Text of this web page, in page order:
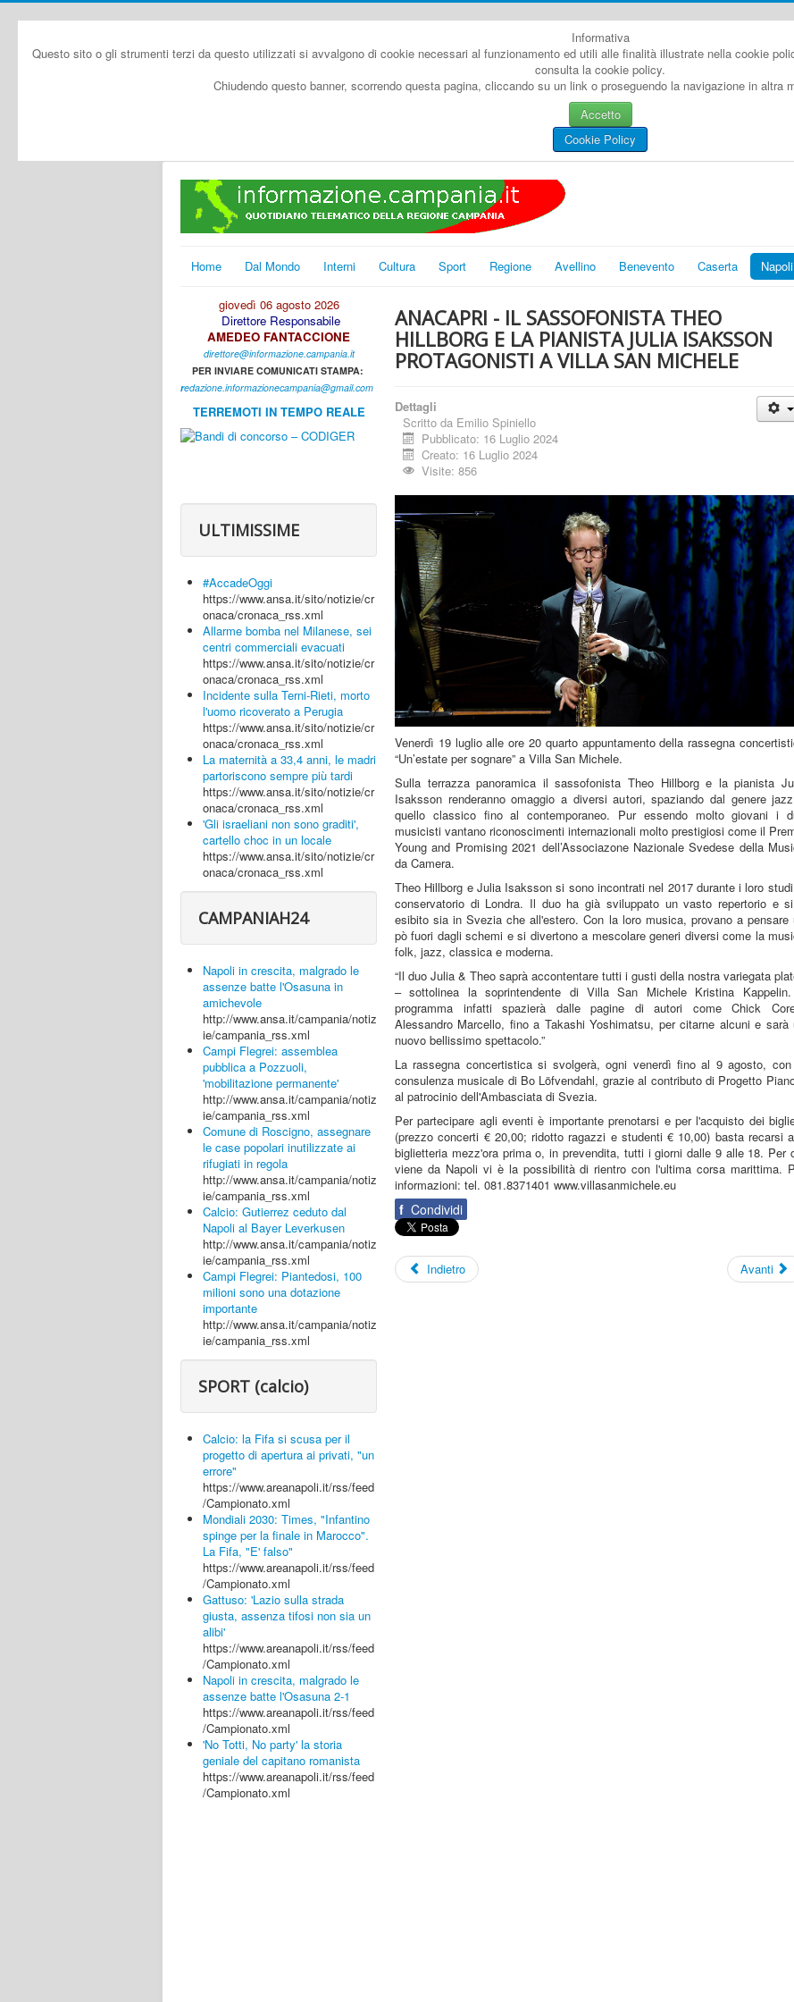
Informativa
Questo sito o gli strumenti terzi da questo utilizzati si avvalgono di cookie necessari al funzionamento ed utili alle finalità illustrate nella cookie
consulta la cookie policy.
Chiudendo questo banner, scorrendo questa pagina, cliccando su un link o proseguendo la navigazione in altra
Accetto
Cookie Policy
Home Dal Mondo Interni Cultura Sport Regione Avellino Benevento Caserta Napoli
giovedì 06 agosto 2026
Direttore Responsabile
AMEDEO FANTACCIONE
direttore@informazione.campania.it
PER INVIARE COMUNICATI STAMPA:
redazione.informazionecampania@gmail.com
TERREMOTI IN TEMPO REALE
ULTIMISSIME
#AccadeOggi
https://www.ansa.it/sito/notizie/cr
onaca/cronaca_rss.xml
Allarme bomba nel Milanese, sei
centri commerciali evacuati
https://www.ansa.it/sito/notizie/cr
onaca/cronaca_rss.xml
Incidente sulla Terni-Rieti, morto
l'uomo ricoverato a Perugia
https://www.ansa.it/sito/notizie/cr
onaca/cronaca_rss.xml
La maternità a 33,4 anni, le madri
partoriscono sempre più tardi
https://www.ansa.it/sito/notizie/cr
onaca/cronaca_rss.xml
'Gli israeliani non sono graditi',
cartello choc in un locale
https://www.ansa.it/sito/notizie/cr
onaca/cronaca_rss.xml
CAMPANIAH24
Napoli in crescita, malgrado le
assenze batte l'Osasuna in
amichevole
http://www.ansa.it/campania/notiz
ie/campania_rss.xml
Campi Flegrei: assemblea
pubblica a Pozzuoli,
'mobilitazione permanente'
http://www.ansa.it/campania/notiz
ie/campania_rss.xml
Comune di Roscigno, assegnare
le case popolari inutilizzate ai
rifugiati in regola
http://www.ansa.it/campania/notiz
ie/campania_rss.xml
Calcio: Gutierrez ceduto dal
Napoli al Bayer Leverkusen
http://www.ansa.it/campania/notiz
ie/campania_rss.xml
Campi Flegrei: Piantedosi, 100
milioni sono una dotazione
importante
http://www.ansa.it/campania/notiz
ie/campania_rss.xml
SPORT (calcio)
Calcio: la Fifa si scusa per il
progetto di apertura ai privati, "un
errore"
https://www.areanapoli.it/rss/feed
/Campionato.xml
Mondiali 2030: Times, "Infantino
spinge per la finale in Marocco".
La Fifa, "E' falso"
https://www.areanapoli.it/rss/feed
/Campionato.xml
Gattuso: 'Lazio sulla strada
giusta, assenza tifosi non sia un
alibi'
https://www.areanapoli.it/rss/feed
/Campionato.xml
Napoli in crescita, malgrado le
assenze batte l'Osasuna 2-1
https://www.areanapoli.it/rss/feed
/Campionato.xml
'No Totti, No party' la storia
geniale del capitano romanista
https://www.areanapoli.it/rss/feed
/Campionato.xml
ANACAPRI - IL SASSOFONISTA THEO
HILLBORG E LA PIANISTA JULIA ISAKSSON
PROTAGONISTI A VILLA SAN MICHELE
Dettagli
Scritto da Emilio Spiniello
Pubblicato: 16 Luglio 2024
Creato: 16 Luglio 2024
Visite: 856
Venerdì 19 luglio alle ore 20 quarto appuntamento della rassegna
“Un’estate per sognare” a Villa San Michele.
Sulla terrazza panoramica il sassofonista Theo Hillborg e la pianista
Isaksson renderanno omaggio a diversi autori, spaziando dal genere
quello classico fino al contemporaneo. Pur essendo molto giovani i
musicisti vantano riconoscimenti internazionali molto prestigiosi come il
Young and Promising 2021 dell’Associazone Nazionale Svedese della
da Camera.
Theo Hillborg e Julia Isaksson si sono incontrati nel 2017 durante i loro
conservatorio di Londra. Il duo ha già sviluppato un vasto repertorio e
esibito sia in Svezia che all'estero. Con la loro musica, provano a pensare
pò fuori dagli schemi e si divertono a mescolare generi diversi come la
folk, jazz, classica e moderna.
“Il duo Julia & Theo saprà accontentare tutti i gusti della nostra variegata
– sottolinea la soprintendente di Villa San Michele Kristina
programma infatti spazierà dalle pagine di autori come Chick
Alessandro Marcello, fino a Takashi Yoshimatsu, per citarne alcuni e sarà
nuovo bellissimo spettacolo.”
La rassegna concertistica si svolgerà, ogni venerdì fino al 9 agosto,
consulenza musicale di Bo Löfvendahl, grazie al contributo di Progetto
al patrocinio dell'Ambasciata di Svezia.
Per partecipare agli eventi è importante prenotarsi e per l'acquisto dei
(prezzo concerti € 20,00; ridotto ragazzi e studenti € 10,00) basta recarsi
biglietteria mezz'ora prima o, in prevendita, tutti i giorni dalle 9 alle 18. Per
viene da Napoli vi è la possibilità di rientro con l'ultima corsa marittima.
informazioni: tel. 081.8371401 www.villasanmichele.eu
f Condividi
Indietro Avanti